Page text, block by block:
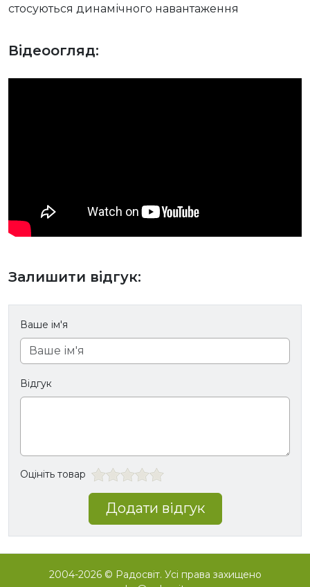
стосуються динамічного навантаження
Відеоогляд:
Залишити відгук:
Ваше ім'я
Відгук
Оцініть товар
Додати відгук
2004-2026 © Радосвіт. Усі права захищено